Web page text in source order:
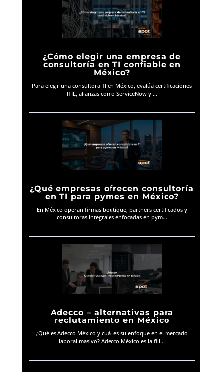
¿Cómo elegir una empresa de
consultoría en TI confiable en
México?
Para elegir una consultora TI en México, evalúa certificaciones
ITIL, alianzas como ServiceNow y ...
¿Qué empresas ofrecen consultoría
en TI para pymes en México?
En México operan firmas boutique, partners certificados y
consultoras integrales enfocadas en pym...
Adecco – alternativas para
reclutamiento en México
¿Qué es Adecco México y cuál es su enfoque en el mercado
laboral masivo? Adecco México es la fili...